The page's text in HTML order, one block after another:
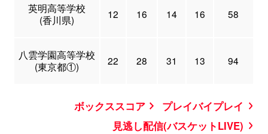
英明高等学校
(香川県)
12 16 14 16 58
八雲学園高等学校
(東京都①)
22 28 31 13 94
ボックススコア
プレイバイプレイ
見逃し配信(バスケットLIVE)